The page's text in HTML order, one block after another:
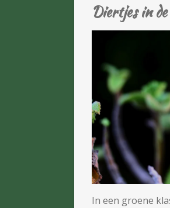
Diertjes in
In een groene